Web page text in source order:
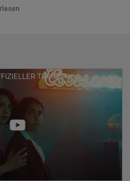
Miracle Workers), die dringend
kann.
doch nichts über einen Kurztrip, um
Gedanken zu kommen. Ab ins
Musik an, den Highway
Abenteuer erleben und
Freiheit genießen: So jedenfalls
sich die frisch getrennte Jamie und
Marian ihren Roadtrip nach
im sonnigen Florida vor. Doch
kommt alles ganz anders. Denn die
jungen Frauen ahnen nicht, dass
TRAILER